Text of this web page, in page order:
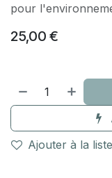
pour
25,00 €
Ajouter à la